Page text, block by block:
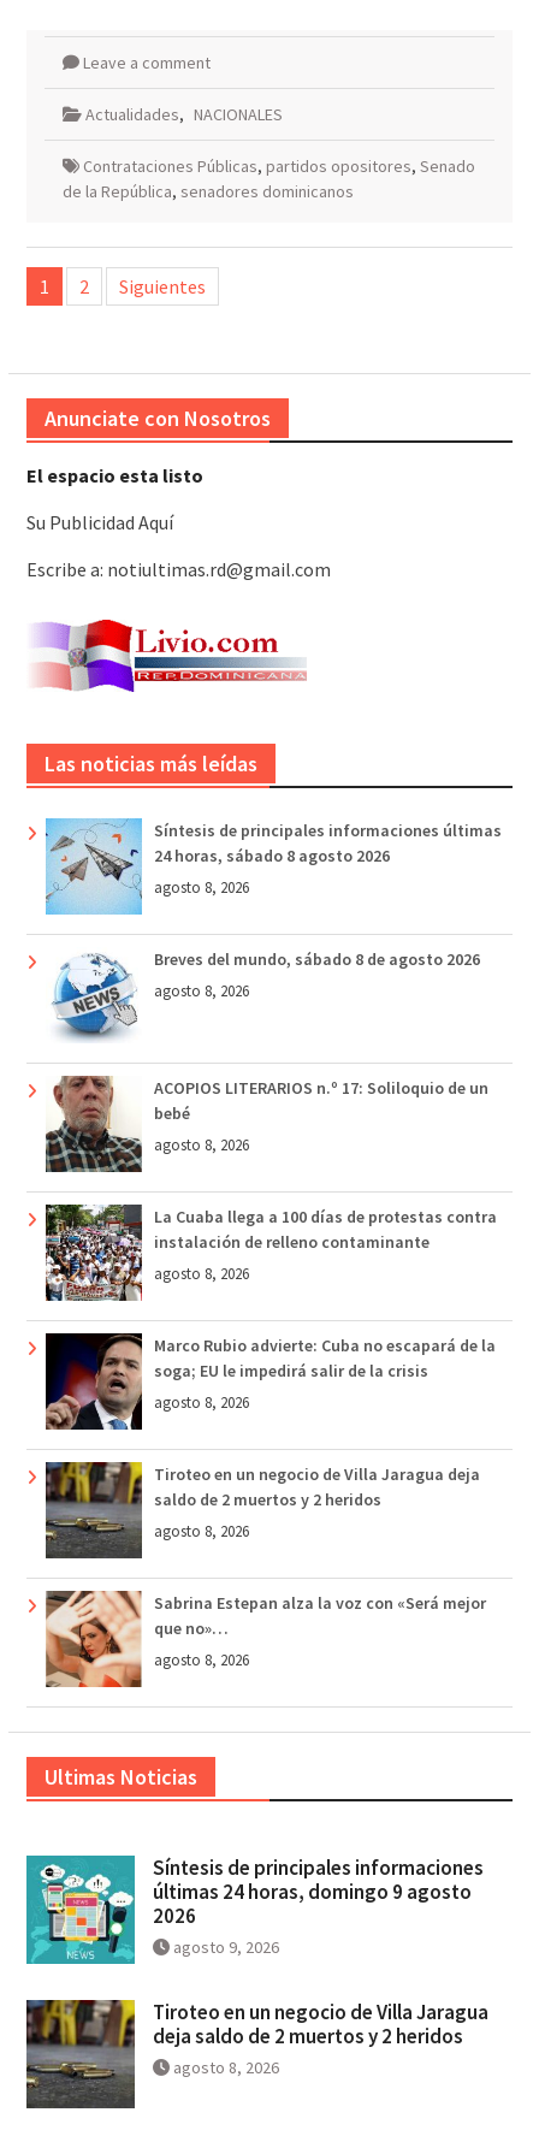
Leave a comment
Actualidades, NACIONALES
Contrataciones Públicas, partidos opositores, Senado
de la República, senadores dominicanos
Paginación
de
1 2 Siguientes
Anunciate con Nosotros
El espacio esta listo
Su Publicidad Aquí
Escribe a: notiultimas.rd@gmail.com
Las noticias más leídas
Síntesis de principales informaciones últimas
24 horas, sábado 8 agosto 2026
agosto 8, 2026
Breves del mundo, sábado 8 de agosto 2026
agosto 8, 2026
ACOPIOS LITERARIOS n.º 17: Soliloquio de un
bebé
agosto 8, 2026
La Cuaba llega a 100 días de protestas contra
instalación de relleno contaminante
agosto 8, 2026
Marco Rubio advierte: Cuba no escapará de la
soga; EU le impedirá salir de la crisis
agosto 8, 2026
Tiroteo en un negocio de Villa Jaragua deja
saldo de 2 muertos y 2 heridos
agosto 8, 2026
Sabrina Estepan alza la voz con «Será mejor
que no»…
agosto 8, 2026
Ultimas Noticias
Síntesis de principales informaciones
últimas 24 horas, domingo 9 agosto
2026
agosto 9, 2026
Tiroteo en un negocio de Villa Jaragua
deja saldo de 2 muertos y 2 heridos
agosto 8, 2026